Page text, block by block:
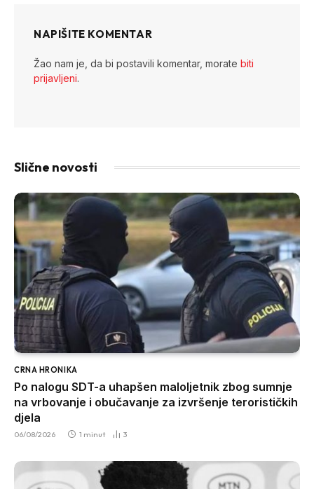
NAPIŠITE KOMENTAR
Žao nam je, da bi postavili komentar, morate biti
prijavljeni.
Slične novosti
CRNA HRONIKA
Po nalogu SDT-a uhapšen maloljetnik zbog sumnje
na vrbovanje i obučavanje za izvršenje terorističkih
djela
06/08/2026 1 minut 3